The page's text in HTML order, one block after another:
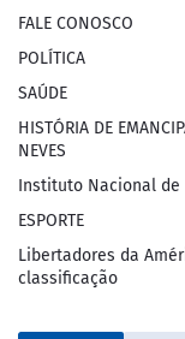
FALE CONOSCO
POLÍTICA
SAÚDE
HISTÓRIA DE
NEVES
Instituto Nacional de
ESPORTE
Libertadores da
classificação